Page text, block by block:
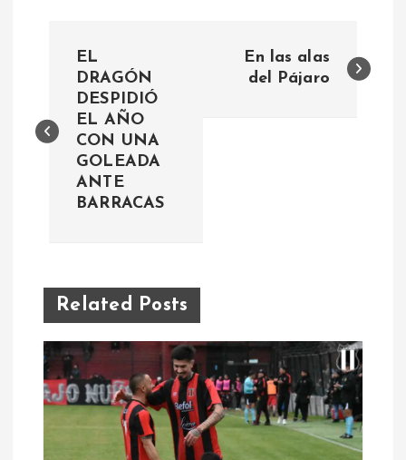
v
ó
EL
DRAGÓN
DESPIDIÓ
EL AÑO
CON UNA
GOLEADA
ANTE
BARRACAS
En las alas
del Pájaro
Related Posts